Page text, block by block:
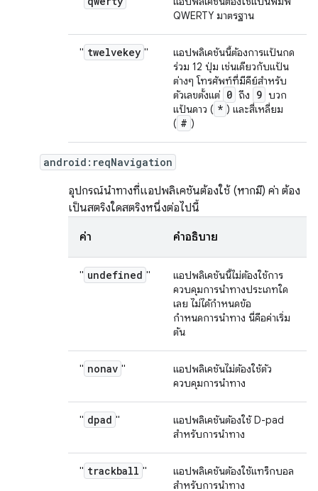
QWERTY มาตรฐาน
" twelvekey "
แอปพลิเคชันนี้ต้องการแป้นกด
ร่วม 12 ปุ่ม เช่นเดียวกับแป้น
ต่างๆ โทรศัพท์ที่มีคีย์สำหรับ
ตัวเลขตั้งแต่ 0 ถึง 9 บวก
แป้นดาว ( * ) และสี่เหลี่ยม
( # )
android:reqNavigation
อุปกรณ์นำทางที่แอปพลิเคชันต้องใช้ (หากมี) ค่า ต้อง
เป็นสตริงใดสตริงหนึ่งต่อไปนี้
ค่า คำอธิบาย
" undefined "
แอปพลิเคชันนี้ไม่ต้องใช้การ
ควบคุมการนำทางประเภทใด
เลย ไม่ได้กำหนดข้อ
กำหนดการนำทาง นี่คือค่าเริ่ม
ต้น
" nonav "
แอปพลิเคชันไม่ต้องใช้ตัว
ควบคุมการนำทาง
" dpad "
แอปพลิเคชันต้องใช้ D-pad
สำหรับการนำทาง
" trackball "
แอปพลิเคชันต้องใช้แทร็กบอล
สำหรับการนำทาง